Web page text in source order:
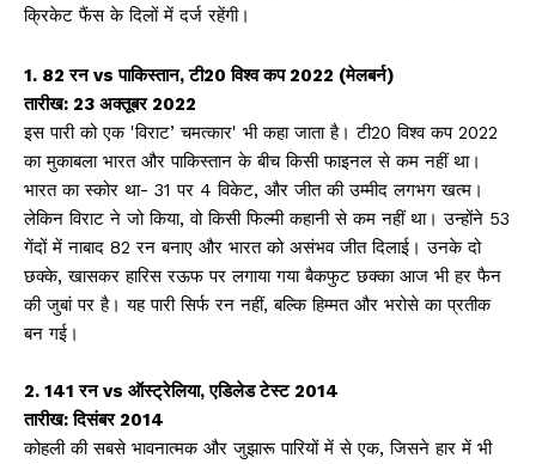
क्रिकेट फैंस के दिलों में दर्ज रहेंगी।
1. 82 रन vs पाकिस्तान, टी20 विश्व कप 2022 (मेलबर्न)
तारीख: 23 अक्तूबर 2022
इस पारी को एक 'विराट’ चमत्कार' भी कहा जाता है। टी20 विश्व कप 2022
का मुकाबला भारत और पाकिस्तान के बीच किसी फाइनल से कम नहीं था।
भारत का स्कोर था- 31 पर 4 विकेट, और जीत की उम्मीद लगभग खत्म।
लेकिन विराट ने जो किया, वो किसी फिल्मी कहानी से कम नहीं था। उन्होंने 53
गेंदों में नाबाद 82 रन बनाए और भारत को असंभव जीत दिलाई। उनके दो
छक्के, खासकर हारिस रऊफ पर लगाया गया बैकफुट छक्का आज भी हर फैन
की जुबां पर है। यह पारी सिर्फ रन नहीं, बल्कि हिम्मत और भरोसे का प्रतीक
बन गई।
2. 141 रन vs ऑस्ट्रेलिया, एडिलेड टेस्ट 2014
तारीख: दिसंबर 2014
कोहली की सबसे भावनात्मक और जुझारू पारियों में से एक, जिसने हार में भी